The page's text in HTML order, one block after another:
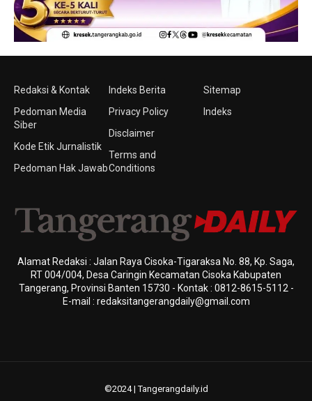
Redaksi & Kontak
Pedoman Media
Siber
Kode Etik Jurnalistik
Pedoman Hak Jawab
Indeks Berita
Privacy Policy
Disclaimer
Terms and
Conditions
Sitemap
Indeks
Alamat Redaksi : Jalan Raya Cisoka-Tigaraksa No. 88, Kp. Saga,
RT 004/004, Desa Caringin Kecamatan Cisoka Kabupaten
Tangerang, Provinsi Banten 15730 - Kontak : 0812-8615-5112 -
E-mail : redaksitangerangdaily@gmail.com
©2024 | Tangerangdaily.id